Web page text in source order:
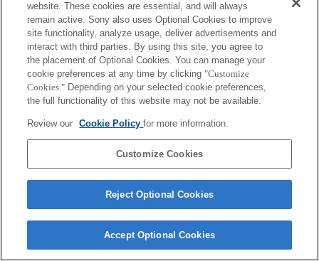
Informazioni sulla compatibilità degli accessori : DSC-W380
Accessori per "Bloggie"
Completamente compatibile
Compatibile, ma con restrizioni
Contact Us Cookie Policy
website. These cookies are essential, and will always
remain active. Sony also uses Optional Cookies to improve
site functionality, analyze usage, deliver advertisements and
interact with third parties. By using this site, you agree to
the placement of Optional Cookies. You can manage your
cookie preferences at any time by clicking "Customize
Cookies." Depending on your selected cookie preferences,
the full functionality of this website may not be available.
Review our Cookie Policyfor more information.
Customize Cookies
Reject Optional Cookies
Accept Optional Cookies